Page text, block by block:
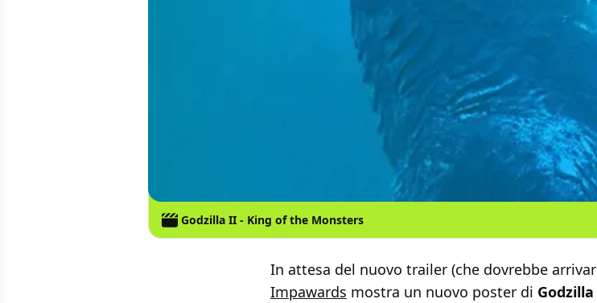
Godzilla II - King of the Monsters
In attesa del nuovo trailer (che dovrebbe
Impawards mostra un nuovo poster di